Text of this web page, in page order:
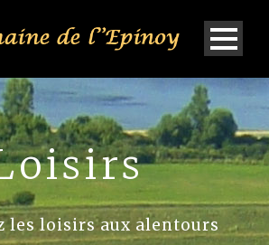
les loisirs aux alentours